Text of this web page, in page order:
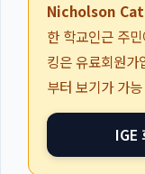
Nicholson
한 학교인근 주
킹은 유료회원가
부터 보기가 가
IGE